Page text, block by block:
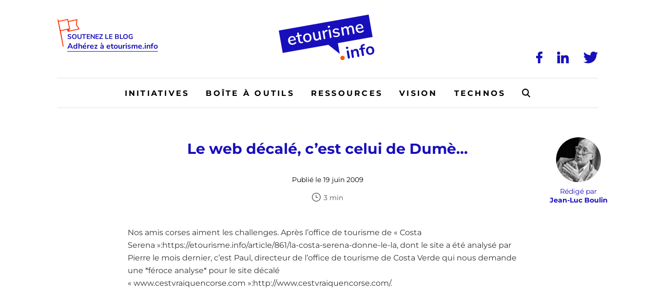
SOUTENEZ LE BLOG
Adhérez à etourisme.info
INITIATIVES BOÎTE À OUTILS RESSOURCES VISION TECHNOS
Le web décalé, c’est celui de Dumè…
Publié le 19 juin 2009
3 min
Rédigé par
Jean-Luc Boulin
Nos amis corses aiment les challenges. Après l’office de tourisme de « Costa
Serena »:https://etourisme.info/article/861/la-costa-serena-donne-le-la, dont le site a été analysé par
Pierre le mois dernier, c’est Paul, directeur de l’office de tourisme de Costa Verde qui nous demande
une *féroce analyse* pour le site décalé
« www.cestvraiquencorse.com »:http://www.cestvraiquencorse.com/.